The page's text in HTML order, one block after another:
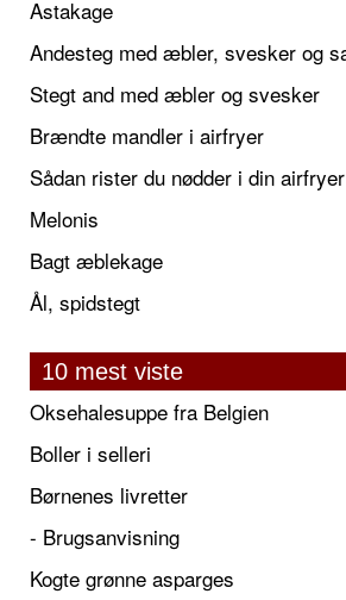
Astakage
Stegt and med æbler og svesker
Brændte mandler i airfryer
Sådan rister du nødder i din airfryer
Melonis
Bagt æblekage
Ål, spidstegt
10 mest viste
Oksehalesuppe fra Belgien
Boller i selleri
Børnenes livretter
- Brugsanvisning
Kogte grønne asparges